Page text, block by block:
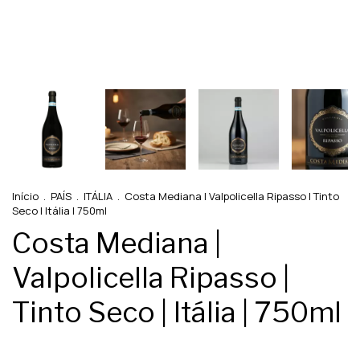
Início . PAÍS . ITÁLIA . Costa Mediana | Valpolicella Ripasso | Tinto
Seco | Itália | 750ml
Costa Mediana |
Valpolicella Ripasso |
Tinto Seco | Itália | 750ml